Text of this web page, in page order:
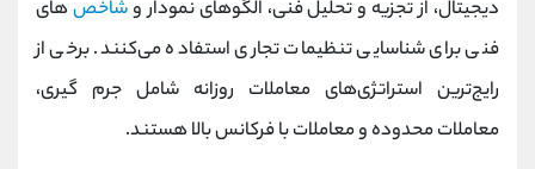
دیجیتال، از تجزیه و تحلیل فنی، الگوهای نمودار وشاخص‌های
فنی برای شناسایی تنظیمات تجاری استفاده می‌کنند. برخی از
رایج‌ترین استراتژی‌های معاملات روزانه شامل جرم گیری،
معاملات محدوده و معاملات با فرکانس بالا هستند.